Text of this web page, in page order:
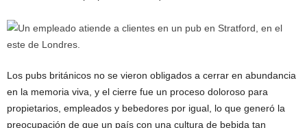
Los pubs británicos no se vieron obligados a cerrar en abundancia
en la memoria viva, y el cierre fue un proceso doloroso para
propietarios, empleados y bebedores por igual, lo que generó la
preocupación de que un país con una cultura de bebida tan